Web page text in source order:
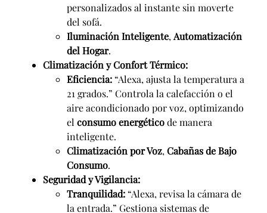
personalizados al instante sin moverte
del sofá.
Iluminación Inteligente, Automatización
del Hogar.
Climatización y Confort Térmico:
Eficiencia: “Alexa, ajusta la temperatura a
21 grados.” Controla la calefacción o el
aire acondicionado por voz, optimizando
el consumo energéticode manera
inteligente.
Climatización por Voz, Cabañas de Bajo
Consumo.
Seguridad y Vigilancia:
Tranquilidad: “Alexa, revisa la cámara de
la entrada.” Gestiona sistemas de